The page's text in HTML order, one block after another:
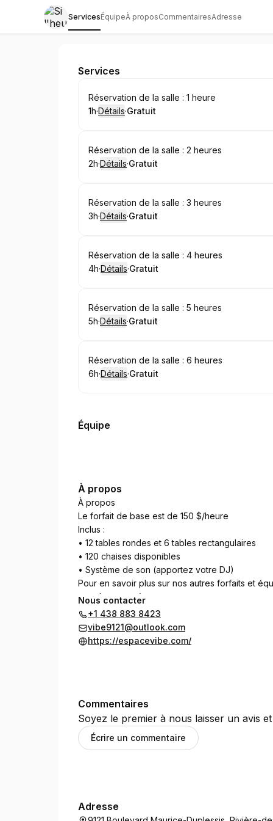
ServicesÉquipeÀ proposCommentairesAdresse
Si l'heure à laquelle vous souhaitez
Services
Réserver
Réservation de la salle : 1 heure
.Durée de l'appel
1h·Détails·
.Prix:
Gratuit
Réserver
Réservation de la salle : 2 heures
.Durée de l'appel
2h·Détails·
.Prix:
Gratuit
Réserver
Réservation de la salle : 3 heures
.Durée de l'appel
3h·Détails·
.Prix:
Gratuit
Réserver
Réservation de la salle : 4 heures
.Durée de l'appel
4h·Détails·
.Prix:
Gratuit
Réserver
Réservation de la salle : 5 heures
.Durée de l'appel
5h·Détails·
.Prix:
Gratuit
Réserver
Réservation de la salle : 6 heures
.Durée de l'appel
6h·Détails·
.Prix:
Gratuit
Équipe
À propos
À propos
Le forfait de base est de 150 $/heure
Inclus :
• 12 tables rondes et 6 tables rectangulaires
• 120 chaises disponibles
• Système de son (apportez votre DJ)
Pour en savoir plus sur nos autres forfaits et
appelez-nous :)
Nous contacter
+1 438 883 8423
vibe9121@outlook.com
https://espacevibe.com/
Commentaires
Soyez le premier à nous laisser un avis
Écrire un commentaire
Adresse